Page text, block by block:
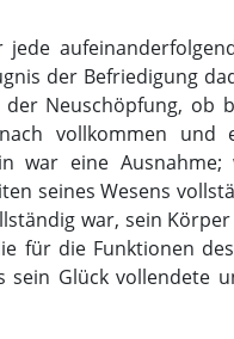
der Befriedigung
Neuschöpfung,
vollkommen
war eine
seines Wesens
war, sein
für die Funktionen
sein Glück vollendete